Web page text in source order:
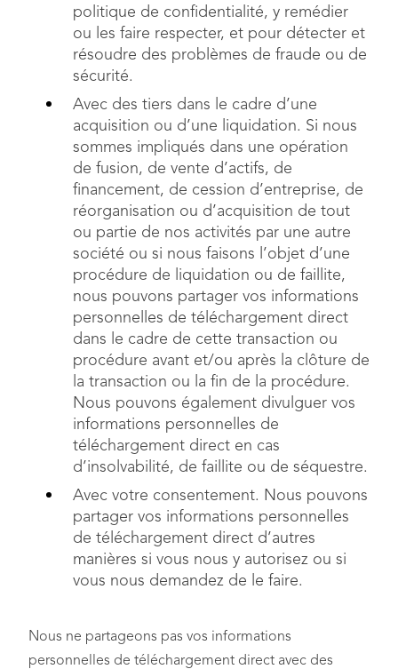
politique de confidentialité, y remédier
ou les faire respecter, et pour détecter et
résoudre des problèmes de fraude ou de
sécurité.
Avec des tiers dans le cadre d’une
acquisition ou d’une liquidation. Si nous
sommes impliqués dans une opération
de fusion, de vente d’actifs, de
financement, de cession d’entreprise, de
réorganisation ou d’acquisition de tout
ou partie de nos activités par une autre
société ou si nous faisons l’objet d’une
procédure de liquidation ou de faillite,
nous pouvons partager vos informations
personnelles de téléchargement direct
dans le cadre de cette transaction ou
procédure avant et/ou après la clôture de
la transaction ou la fin de la procédure.
Nous pouvons également divulguer vos
informations personnelles de
téléchargement direct en cas
d’insolvabilité, de faillite ou de séquestre.
Avec votre consentement. Nous pouvons
partager vos informations personnelles
de téléchargement direct d’autres
manières si vous nous y autorisez ou si
vous nous demandez de le faire.
Nous ne partageons pas vos informations
personnelles de téléchargement direct avec des